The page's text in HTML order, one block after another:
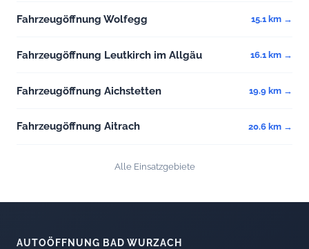
Fahrzeugöffnung Wolfegg 15.1 km →
Fahrzeugöffnung Leutkirch im Allgäu 16.1 km →
Fahrzeugöffnung Aichstetten 19.9 km →
Fahrzeugöffnung Aitrach 20.6 km →
Alle Einsatzgebiete
AUTOÖFFNUNG BAD WURZACH